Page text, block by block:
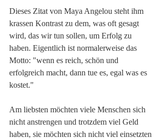
Dieses Zitat von Maya Angelou steht ihm
krassen Kontrast zu dem, was oft gesagt
wird, das wir tun sollen, um Erfolg zu
haben. Eigentlich ist normalerweise das
Motto: "wenn es reich, schön und
erfolgreich macht, dann tue es, egal was es
kostet."
Am liebsten möchten viele Menschen sich
nicht anstrengen und trotzdem viel Geld
haben, sie möchten sich nicht viel einsetzten